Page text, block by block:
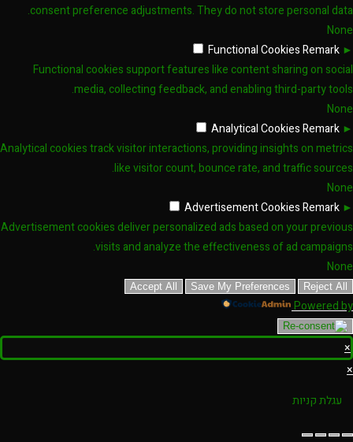
consent preference adjustments. They do not store personal data.
None
►
Functional CookiesRemark
Functional cookies support features like content sharing on social
media, collecting feedback, and enabling third-party tools.
None
►
Analytical CookiesRemark
Analytical cookies track visitor interactions, providing insights on metrics
like visitor count, bounce rate, and traffic sources.
None
►
Advertisement CookiesRemark
Advertisement cookies deliver personalized ads based on your previous
visits and analyze the effectiveness of ad campaigns.
None
Reject All
Save My Preferences
Accept All
Powered by
×
×
עגלת קניות